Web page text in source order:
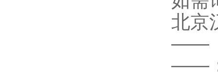
北京
——
——